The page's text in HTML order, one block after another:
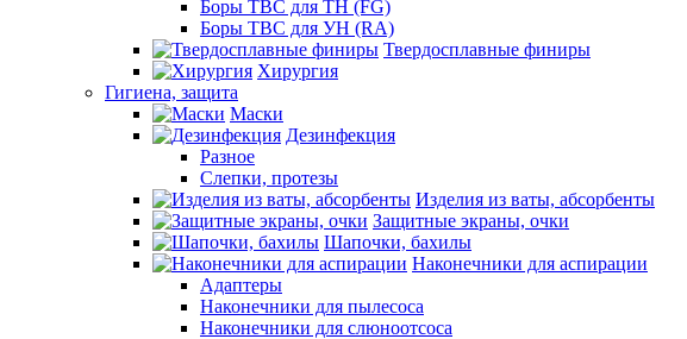
Боры ТВС для ТН (FG)
Боры ТВС для УН (RA)
Твердосплавные финиры
Хирургия
Гигиена, защита
Маски
Дезинфекция
Разное
Слепки, протезы
Изделия из ваты, абсорбенты
Защитные экраны, очки
Шапочки, бахилы
Наконечники для аспирации
Адаптеры
Наконечники для пылесоса
Наконечники для слюноотсоса